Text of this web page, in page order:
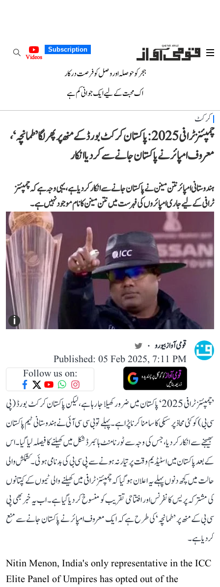
Subscription
Videos
ہجر کو حوصلہ اور وصل کو فرصت درکار
اک محبت کے لیے ایک جوانی کم ہے
کرکٹ
چمپئنز ٹرافی 2025: پاکستان کرکٹ بورڈ کے منھ پر پھر لگا ’طمانچہ‘،
معروف امپائر نے پاکستان جانے سے کر دیا انکار
ہندوستانی امپائر نتن مینن نے پاکستان جانے سے انکار کر دیا ہے، یہی وجہ ہے کہ چمپئنز
ٹرافی کے لیے جاری امپائروں کی فہرست میں نتن مینن کا نام موجود نہیں ہے۔
i
قومی آواز بیورو
Published: 05 Feb 2025, 7:11 PM
Follow us on:
’چمپئنز ٹرافی 2025‘ پاکستان میں ضرور کھیلا جا رہا ہے، لیکن پاکستان کرکٹ بورڈ (پی
سی بی) کو کئی محاذ پر سبکی کا سامنا کرنا پڑا ہے۔ پہلے تو بی سی سی آئی نے ہندوستانی ٹیم پاکستان
بھیجنے سے انکار کر دیا، جس کی وجہ سے ٹورنامنٹ ہائبرڈ شکل میں کھیلنے کا فیصلہ لیا گیا۔ اس
کے بعد پاکستان میں اسٹیڈیم وقت پر تیار نہ ہونے سے پی سی بی کی بدنامی ہوئی۔ کشمکش والی
حالت میں کچھ دنوں پہلے یہ اعلان ہو گیا کہ چمپئنز ٹرافی میں کھیلنے والی ٹیموں کے کپتانوں
کی مشترکہ پریس کانفرنس اور افتتاحی تقریب کو منسوخ کر دیا گیا ہے۔ اب یہ خبر بھی پی
سی بی کے منھ پر ’طمانچہ‘ کی طرح ہے کہ ایک معروف امپائر نے پاکستان جانے سے منع
کر دیا ہے۔
Nitin Menon, India's only representative in the ICC
Elite Panel of Umpires has opted out of the